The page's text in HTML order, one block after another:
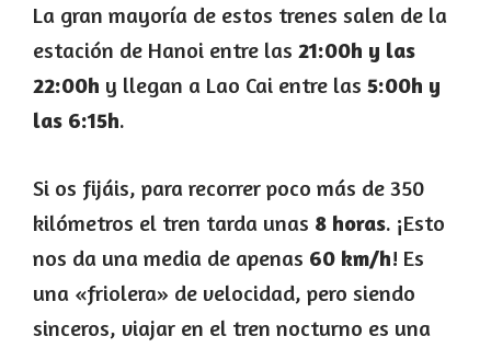
La gran mayoría de estos trenes salen de la
estación de Hanoi entre las 21:00h y las
22:00h y llegan a Lao Cai entre las 5:00h y
las 6:15h.
Si os fijáis, para recorrer poco más de 350
kilómetros el tren tarda unas 8 horas. ¡Esto
nos da una media de apenas 60 km/h! Es
una «friolera» de velocidad, pero siendo
sinceros, viajar en el tren nocturno es una